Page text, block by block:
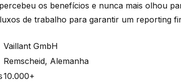
os benefícios e nunca mais olhou
de trabalho para garantir um reporting
Vaillant GmbH
Remscheid, Alemanha
10.000+